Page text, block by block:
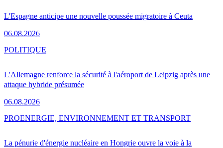
L'Espagne anticipe une nouvelle poussée migratoire à Ceuta
06.08.2026
L'Allemagne renforce la sécurité à l'aéroport de Leipzig après une
attaque hybride présumée
06.08.2026
POLITIQUE
La pénurie d'énergie nucléaire en Hongrie ouvre la voie à la
PROENERGIE, ENVIRONNEMENT ET TRANSPORT